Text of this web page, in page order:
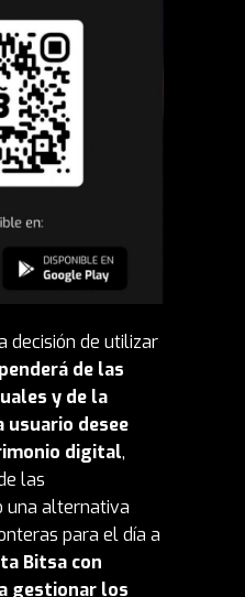
decisión de utilizar
de las
y de la
usuario desee
digital,
las
una alternativa
para el día a
Bitsa con
gestionar los